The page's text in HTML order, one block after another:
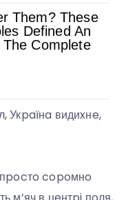
Укpaїнa видиxнe,
copoмнo